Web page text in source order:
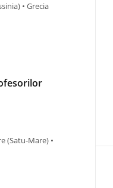
• Grecia
(Satu-Mare) •